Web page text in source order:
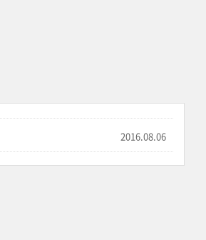
2016.08.06